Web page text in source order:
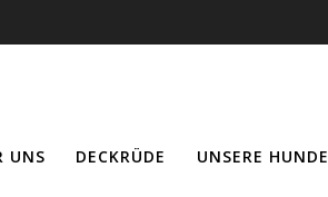
UNS DECKRÜDE UNSERE HUNDE